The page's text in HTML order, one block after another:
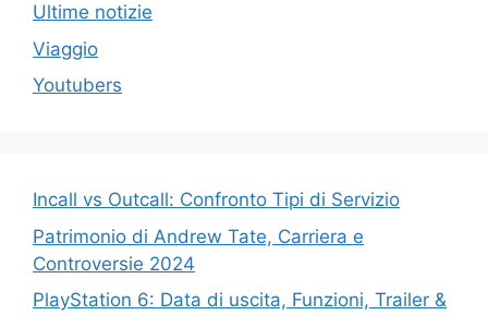
Ultime notizie
Viaggio
Youtubers
Incall vs Outcall: Confronto Tipi di Servizio
Patrimonio di Andrew Tate, Carriera e
Controversie 2024
PlayStation 6: Data di uscita, Funzioni, Trailer &